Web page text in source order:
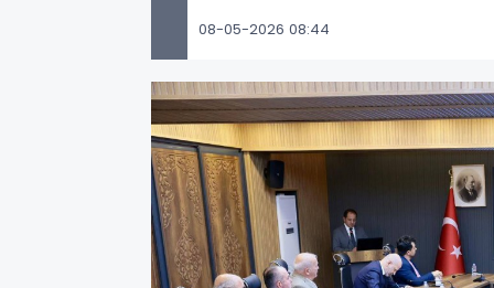
08-05-2026 08:44